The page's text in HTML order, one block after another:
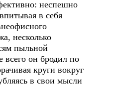
неспешно
в себя
несколько
пыльной
всего он бродил по
круги вокруг
в свои мысли